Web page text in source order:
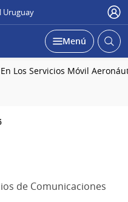
Uruguay
Desplegar
Menú Abrir
Los Servicios Móvil
de Comunicaciones